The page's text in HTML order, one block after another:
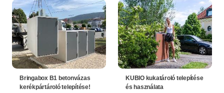
Bringabox B1 betonvázas
kerékpártároló telepítése!
KUBIO kukatároló telepítése
és használata